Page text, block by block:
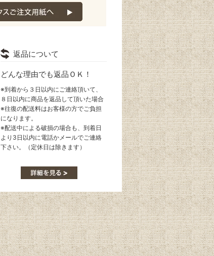
返品について
どんな理由でも返品ＯＫ！
※到着から３日以内にご連絡頂いて、
８日以内に商品を返品して頂いた場合
※往復の配送料はお客様の方でご負担
になります。
※配送中による破損の場合も、到着日
より3日以内に電話かメールでご連絡
下さい。（定休日は除きます）